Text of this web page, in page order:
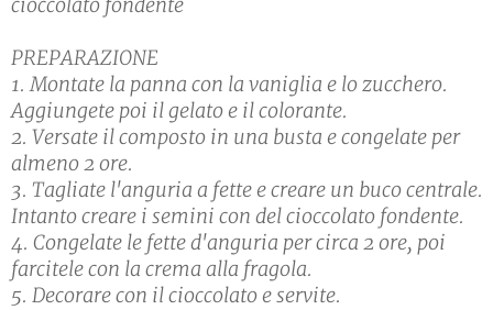
cioccolato fondente
PREPARAZIONE
1. Montate la panna con la vaniglia e lo zucchero.
Aggiungete poi il gelato e il colorante.
2. Versate il composto in una busta e congelate per
almeno 2 ore.
3. Tagliate l'anguria a fette e creare un buco centrale.
Intanto creare i semini con del cioccolato fondente.
4. Congelate le fette d'anguria per circa 2 ore, poi
farcitele con la crema alla fragola.
5. Decorare con il cioccolato e servite.